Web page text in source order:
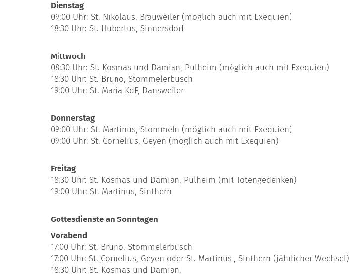
Dienstag
09:00 Uhr: St. Nikolaus, Brauweiler (möglich auch mit Exequien)
18:30 Uhr: St. Hubertus, Sinnersdorf
Mittwoch
08:30 Uhr: St. Kosmas und Damian, Pulheim (möglich auch mit Exequien)
18:30 Uhr: St. Bruno, Stommelerbusch
19:00 Uhr: St. Maria KdF, Dansweiler
Donnerstag
09:00 Uhr: St. Martinus, Stommeln (möglich auch mit Exequien)
09:00 Uhr: St. Cornelius, Geyen (möglich auch mit Exequien)
Freitag
18:30 Uhr: St. Kosmas und Damian, Pulheim (mit Totengedenken)
19:00 Uhr: St. Martinus, Sinthern
Gottesdienste an Sonntagen
Vorabend
17:00 Uhr: St. Bruno, Stommelerbusch
17:00 Uhr: St. Cornelius, Geyen oder St. Martinus , Sinthern (jährlicher Wechsel)
18:30 Uhr: St. Kosmas und Damian,